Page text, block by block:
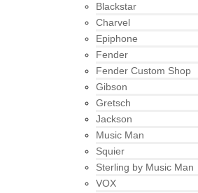
Blackstar
Charvel
Epiphone
Fender
Fender Custom Shop
Gibson
Gretsch
Jackson
Music Man
Squier
Sterling by Music Man
VOX